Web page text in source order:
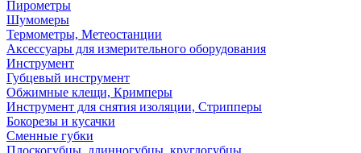
Пирометры
Шумомеры
Термометры, Метеостанции
Аксессуары для измерительного оборудования
Инструмент
Губцевый инструмент
Обжимные клещи, Кримперы
Инструмент для снятия изоляции, Стрипперы
Бокорезы и кусачки
Сменные губки
Плоскогубцы, длинногубцы, круглогубцы